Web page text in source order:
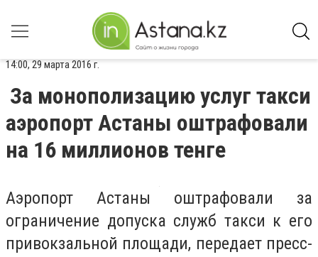
14:00, 29 марта 2016 г.
За монополизацию услуг такси
аэропорт Астаны оштрафовали
на 16 миллионов тенге
Аэропорт Астаны оштрафовали за
ограничение допуска служб такси к его
привокзальной площади, передает пресс-